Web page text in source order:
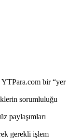
YTPara.com bir “yer
sorumluluğu
paylaşımları
gerekli işlem